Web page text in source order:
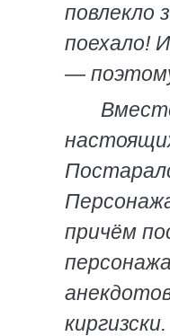
повлекло
поехало!
—
причём